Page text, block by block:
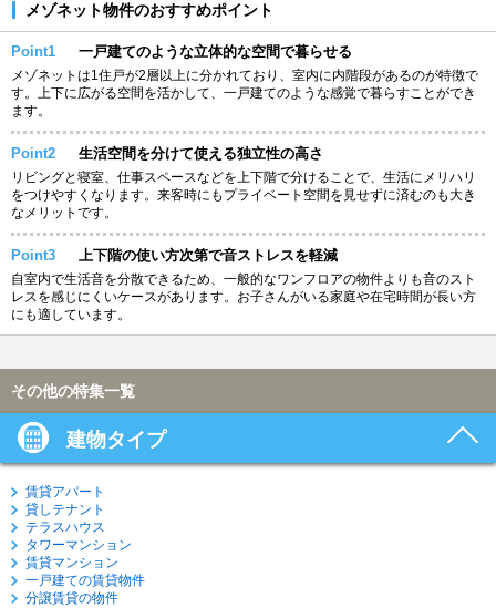
メゾネット物件のおすすめポイント
Point1 一戸建てのような立体的な空間で暮らせる
メゾネットは1住戸が2層以上に分かれており、室内に内階段があるのが特徴で
す。上下に広がる空間を活かして、一戸建てのような感覚で暮らすことができ
ます。
Point2 生活空間を分けて使える独立性の高さ
リビングと寝室、仕事スペースなどを上下階で分けることで、生活にメリハリ
をつけやすくなります。来客時にもプライベート空間を見せずに済むのも大き
なメリットです。
Point3 上下階の使い方次第で音ストレスを軽減
自室内で生活音を分散できるため、一般的なワンフロアの物件よりも音のスト
レスを感じにくいケースがあります。お子さんがいる家庭や在宅時間が長い方
にも適しています。
その他の特集一覧
建物タイプ
賃貸アパート
貸しテナント
テラスハウス
タワーマンション
賃貸マンション
一戸建ての賃貸物件
分譲賃貸の物件